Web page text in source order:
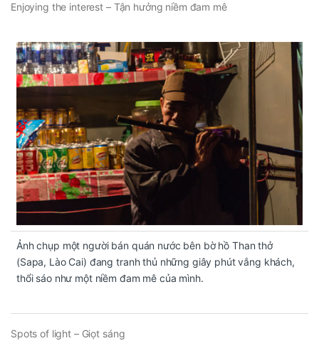
Enjoying the interest – Tận hưởng niềm đam mê
Ảnh chụp một người bán quán nước bên bờ hồ Than thở
(Sapa, Lào Cai) đang tranh thủ những giây phút vắng khách,
thổi sáo như một niềm đam mê của mình.
Spots of light – Giọt sáng